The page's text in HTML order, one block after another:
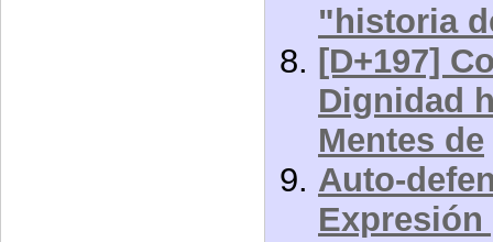
"historia
[D+197]
Dignidad
Mentes de
Auto-
Expresión